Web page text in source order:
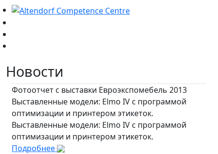
Новости
Фотоотчет с выставки Евроэкспомебель 2013
Выставленные модели: Elmo IV с программой
оптимизации и принтером этикеток.
Выставленные модели: Elmo IV с программой
оптимизации и принтером этикеток.
Подробнее